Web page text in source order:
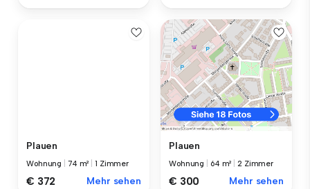
Plauen
Wohnung 74 m² |1 Zimmer
€ 372 Mehr sehen
Plauen
Wohnung 64 m² |2 Zimmer
€ 300 Mehr sehen